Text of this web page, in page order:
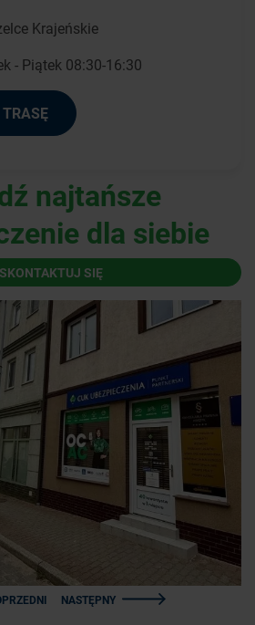
Krajeńskie
- Piątek 08:30-16:30
najtańsze
dla siebie
SKONTAKTUJ SIĘ
NASTĘPNY